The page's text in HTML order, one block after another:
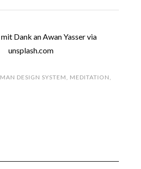
Dank an Awan Yasser via
unsplash.com
DESIGN SYSTEM MEDITATION